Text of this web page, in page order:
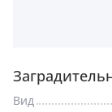
Вид